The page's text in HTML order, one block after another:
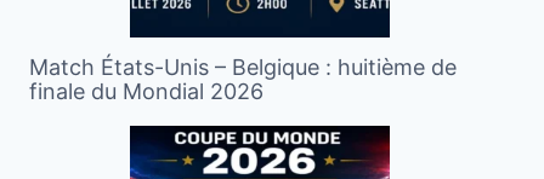
Match États-Unis – Belgique : huitième de
finale du Mondial 2026